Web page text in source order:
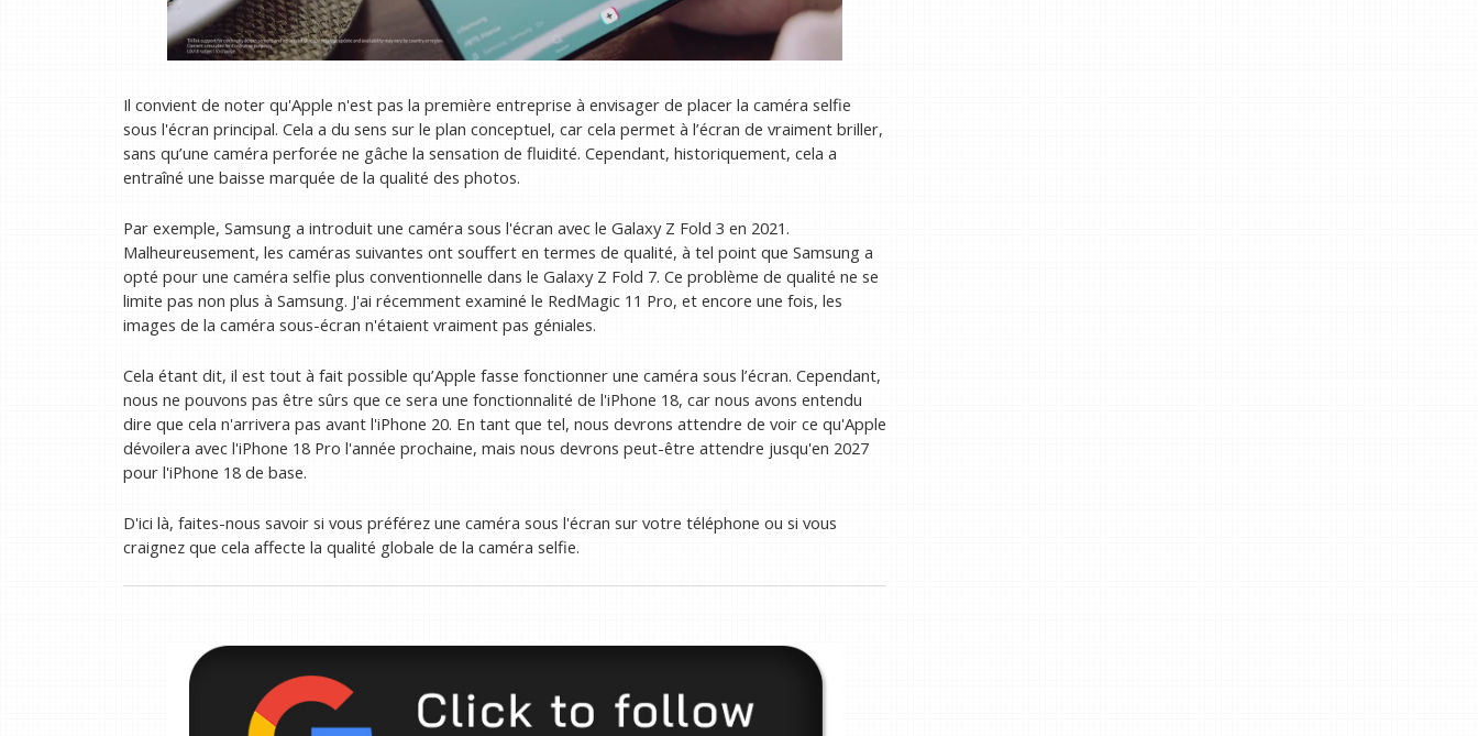
Il convient de noter qu'Apple n'est pas la première entreprise à envisager de placer la caméra selfie
sous l'écran principal. Cela a du sens sur le plan conceptuel, car cela permet à l’écran de vraiment briller,
sans qu’une caméra perforée ne gâche la sensation de fluidité. Cependant, historiquement, cela a
entraîné une baisse marquée de la qualité des photos.
Par exemple, Samsung a introduit une caméra sous l'écran avec le Galaxy Z Fold 3 en 2021.
Malheureusement, les caméras suivantes ont souffert en termes de qualité, à tel point que Samsung a
opté pour une caméra selfie plus conventionnelle dans le Galaxy Z Fold 7. Ce problème de qualité ne se
limite pas non plus à Samsung. J'ai récemment examiné le RedMagic 11 Pro, et encore une fois, les
images de la caméra sous-écran n'étaient vraiment pas géniales.
Cela étant dit, il est tout à fait possible qu’Apple fasse fonctionner une caméra sous l’écran. Cependant,
nous ne pouvons pas être sûrs que ce sera une fonctionnalité de l'iPhone 18, car nous avons entendu
dire que cela n'arrivera pas avant l'iPhone 20. En tant que tel, nous devrons attendre de voir ce qu'Apple
dévoilera avec l'iPhone 18 Pro l'année prochaine, mais nous devrons peut-être attendre jusqu'en 2027
pour l'iPhone 18 de base.
D'ici là, faites-nous savoir si vous préférez une caméra sous l'écran sur votre téléphone ou si vous
craignez que cela affecte la qualité globale de la caméra selfie.